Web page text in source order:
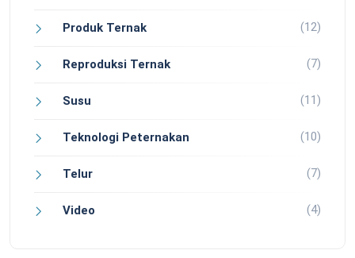
Produk Ternak (12)
Reproduksi Ternak (7)
Susu (11)
Teknologi Peternakan (10)
Telur (7)
Video (4)